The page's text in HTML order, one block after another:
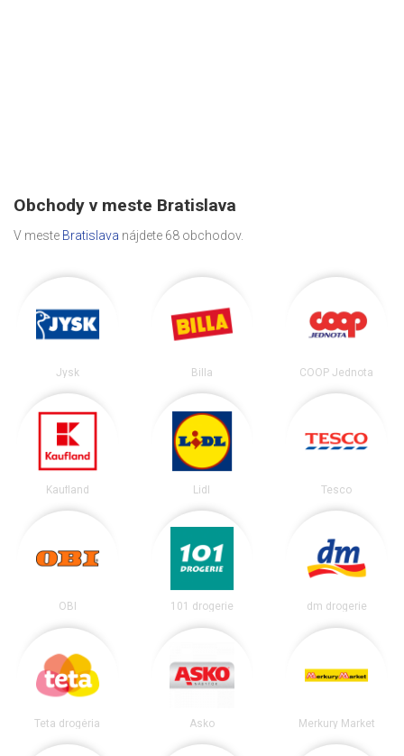
Obchody v meste Bratislava
V meste Bratislava nájdete 68 obchodov.
Jysk Billa COOP Jednota
Kaufland Lidl Tesco
OBI 101 drogerie dm drogerie
Teta drogéria Asko Merkury Market